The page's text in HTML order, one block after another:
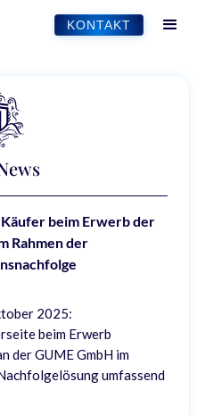
KONTAKT
beim Erwerb der
Rahmen der
2025:
beim Erwerb
der GUME GmbH im
umfassend